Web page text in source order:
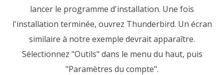
lancer le programme d'installation. Une fois
l'installation terminée, ouvrez Thunderbird. Un écran
similaire à notre exemple devrait apparaître.
Sélectionnez "Outils" dans le menu du haut, puis
"Paramètres du compte".